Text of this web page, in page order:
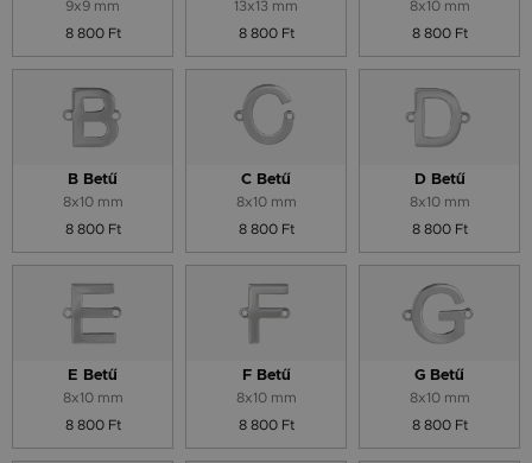
9x9 mm
8 800 Ft
13x13 mm
8 800 Ft
8x10 mm
8 800 Ft
B Betű
8x10 mm
8 800 Ft
C Betű
8x10 mm
8 800 Ft
D Betű
8x10 mm
8 800 Ft
E Betű
8x10 mm
8 800 Ft
F Betű
8x10 mm
8 800 Ft
G Betű
8x10 mm
8 800 Ft